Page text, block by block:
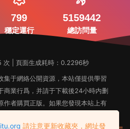
799
穩定運行
5159442
總訪問量
次 | 頁面生成耗時：0.2296秒
集于網絡公開資源，本站僅提供學習
商業行爲，并請于下載後24小時内删
作者購買正版。如果您發現本站上有
請注意更新收藏夾，網址發